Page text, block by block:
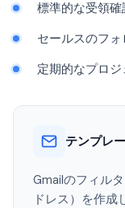
標準的な受領
セールスのフ
定期的なプロ
テンプレ
Gmailのフィル
ドレス）を作成